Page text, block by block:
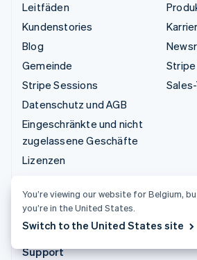
Leitfäden
Kundenstories
Blog
Gemeinde
Stripe Sessions
Datenschutz und AGB
Eingeschränkte und nicht
zugelassene Geschäfte
Lizenzen
Cookie-Einstellungen
Weitere Ressourcen
Support
You’re viewing our website for Belgium,
you’re in the United States.
Switch to the United States site